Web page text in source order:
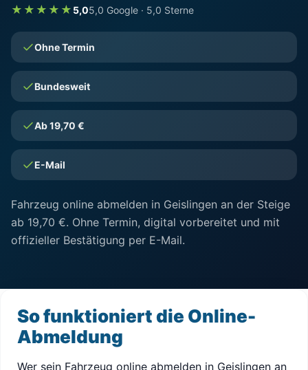
★★★★★ 5,05,0 Google · 5,0 Sterne
Ohne Termin
Bundesweit
Ab 19,70 €
E-Mail
Fahrzeug online abmelden in Geislingen an der Steige
ab 19,70 €. Ohne Termin, digital vorbereitet und mit
offizieller Bestätigung per E-Mail.
So funktioniert die Online-
Abmeldung
Wer sein Fahrzeug online abmelden in Geislingen an